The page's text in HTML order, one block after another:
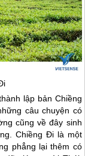
lập bản Chiềng
câu chuyện có
cũng về đây sinh
Chiềng Đi là một
phẳng lại thêm có